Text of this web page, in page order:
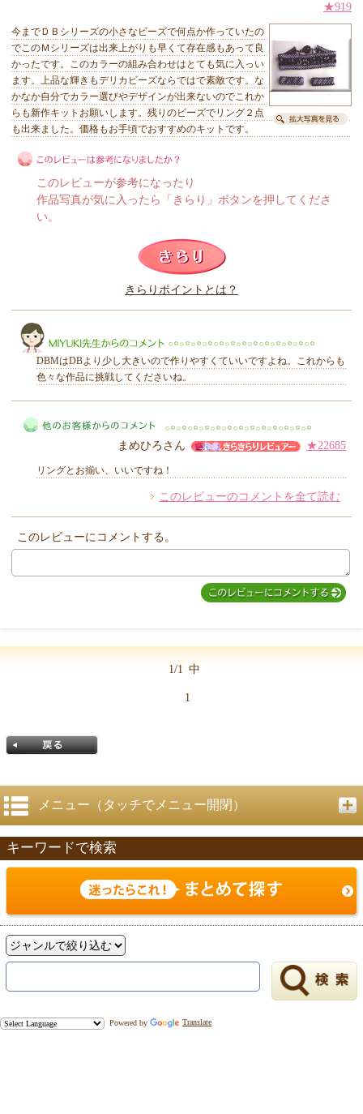
★919
今までＤＢシリーズの小さなビーズで何点か作っていたの
でこのＭシリーズは出来上がりも早くて存在感もあって良
かったです。このカラーの組み合わせはとても気に入っい
ます。上品な輝きもデリカビーズならではで素敵です。な
かなか自分でカラー選びやデザインが出来ないのでこれか
らも新作キットお願いします。残りのビーズでリング２点
も出来ました。価格もお手頃でおすすめのキットです。
このレビューは参考になりましたか？
このレビューが参考になったり
作品写真が気に入ったら「きらり」ボタンを押してくださ
い。
きらりポイントとは？
MIYUKI先生からのコメント
DBMはDBより少し大きいので作りやすくていいですよね。これからも
色々な作品に挑戦してくださいね。
他のお客様からのコメント
まめひろさん ★22685
リングとお揃い、いいですね！
このレビューのコメントを全て読む
このレビューにコメントする。
1/1 中
1
戻る
メニュー（タッチでメニュー開閉）
キーワードで検索
Powered by Translate